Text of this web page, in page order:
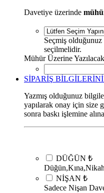
Davetiye üzerinde
Seçmiş
seçilmelidir.
Mühür Üzerine
SİPARİŞ
Yazmış olduğunuz
yapılarak onay için size
sonra baskı işlemine
DÜĞÜN ₺
NİŞAN ₺
Sadece Nişan